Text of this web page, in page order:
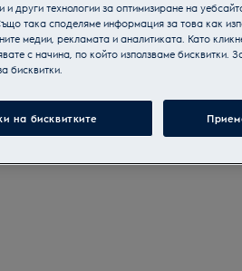
и други технологии за оптимизиране на
така споделяме информация за това как
медии, рекламата и аналитиката. Като
с начина, по който използваме бисквитки.
бисквитки.
на бисквитките